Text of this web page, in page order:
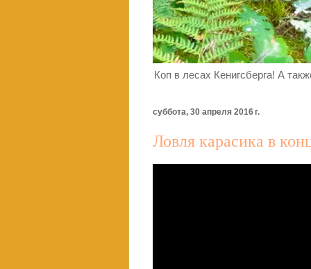
Коп в лесах Кенигсберга! А
суббота, 30 апреля 2016 г.
Ловля карасика в